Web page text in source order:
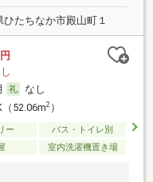
ひたちなか市殿山町１
なし
（52.06m2）
ー
バス・トイレ別
室内洗濯機置き場